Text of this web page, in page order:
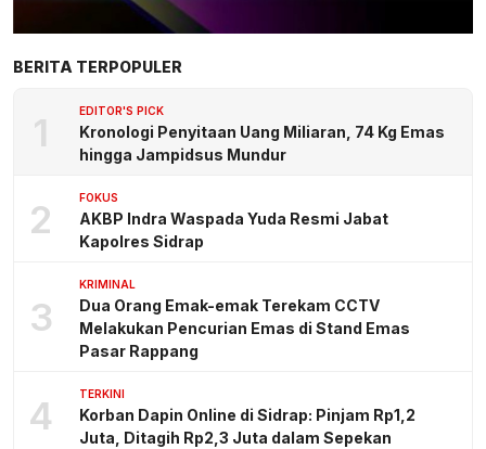
BERITA TERPOPULER
1 EDITOR'S PICK
Kronologi Penyitaan Uang Miliaran, 74 Kg Emas
hingga Jampidsus Mundur
2 FOKUS
AKBP Indra Waspada Yuda Resmi Jabat
Kapolres Sidrap
3
KRIMINAL
Dua Orang Emak-emak Terekam CCTV
Melakukan Pencurian Emas di Stand Emas
Pasar Rappang
4 TERKINI
Korban Dapin Online di Sidrap: Pinjam Rp1,2
Juta, Ditagih Rp2,3 Juta dalam Sepekan